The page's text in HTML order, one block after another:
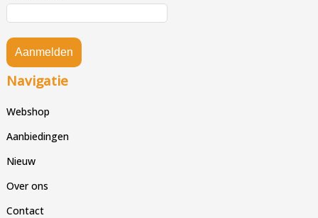
Aanmelden
Navigatie
Webshop
Aanbiedingen
Nieuw
Over ons
Contact